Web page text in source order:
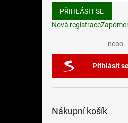
PŘIHLÁSIT SE
Nová registrace
nebo
Přihlásit
Nákupní košík